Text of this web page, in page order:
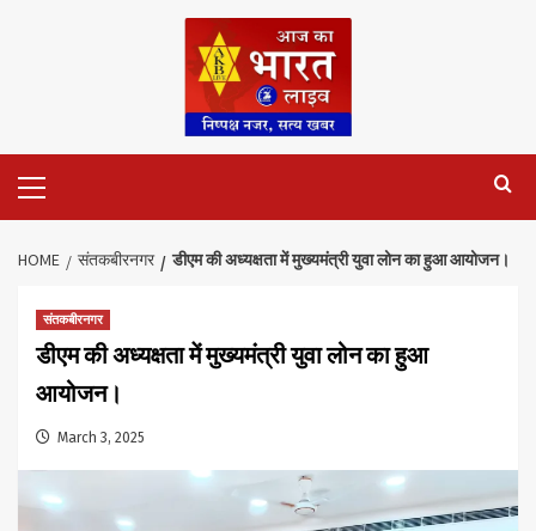
Menu
HOME संतकबीरनगर डीएम की अध्यक्षता में मुख्यमंत्री युवा लोन का हुआ आयोजन।
संतकबीरनगर
डीएम की अध्यक्षता में मुख्यमंत्री युवा लोन का हुआ
आयोजन।
March 3, 2025